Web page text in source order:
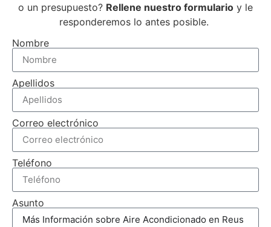
o un presupuesto? Rellene nuestro formulario y le
responderemos lo antes posible.
Nombre
Apellidos
Correo electrónico
Teléfono
Asunto